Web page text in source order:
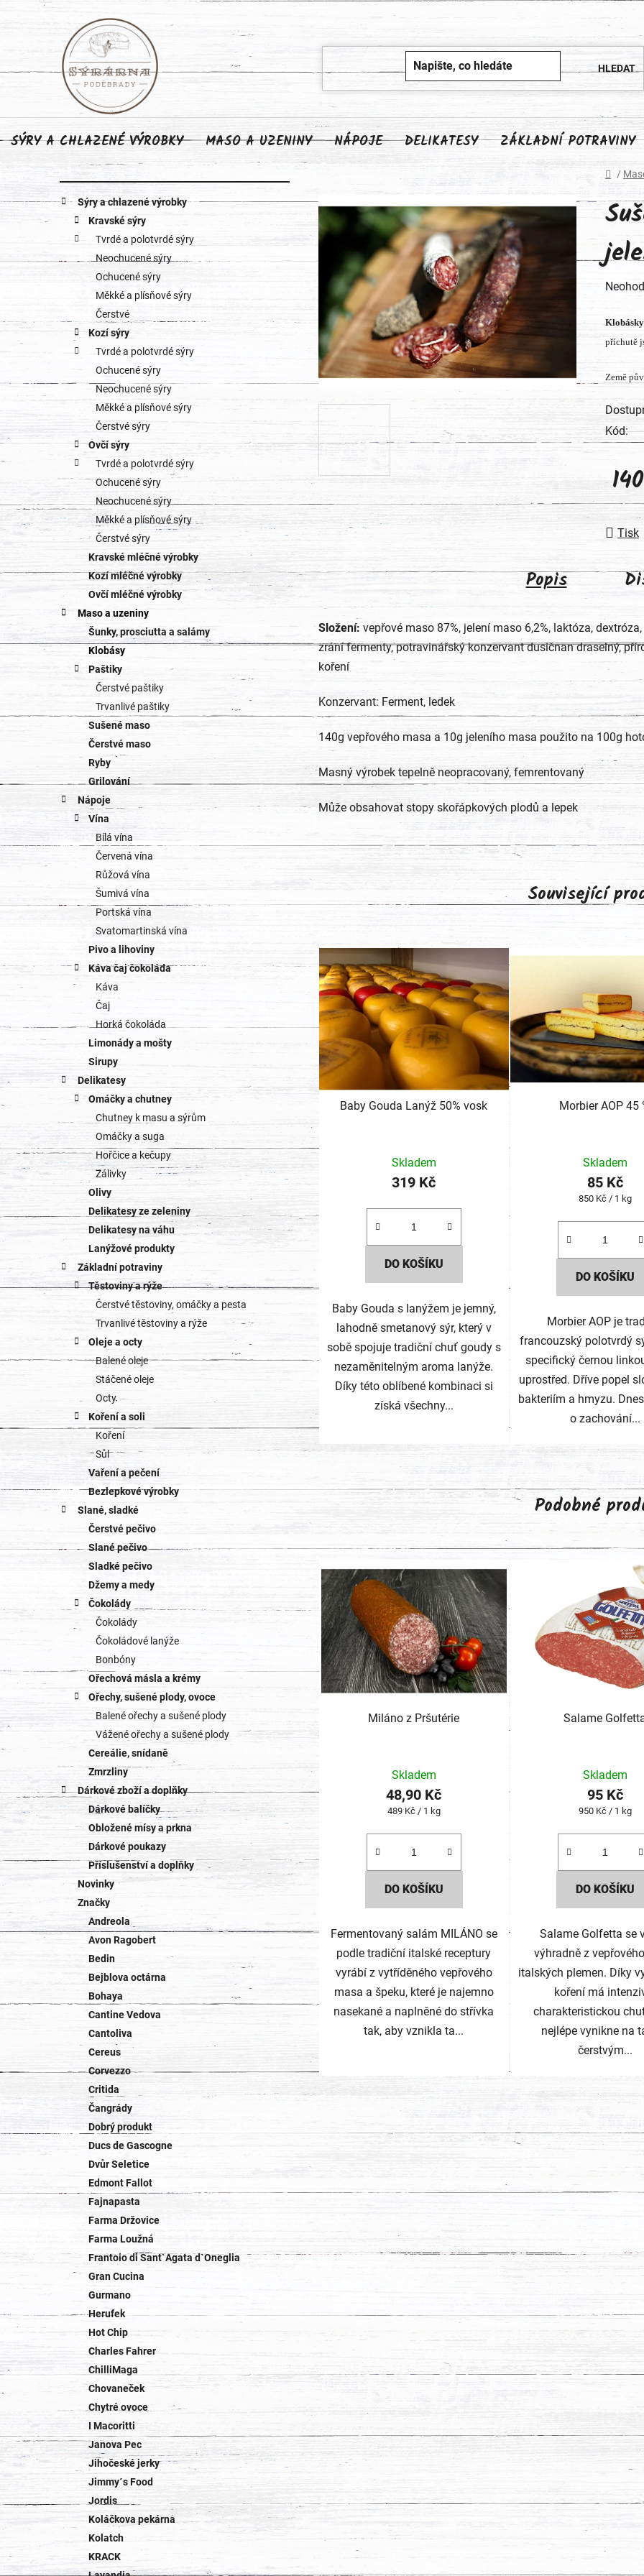
SÝRY A CHLAZENÉ VÝROBKY MASO A UZENINY NÁPOJE DELIKATESY ZÁKLADNÍ POTRAVINY
Domů
/
P
n
p
a
n
e
Přeskočit
kategorie
K
o
e
Sýry a chlazené výrobky
Kravské sýry
Tvrdé a polotvrdé sýry
Neochucené sýry
Ochucené sýry
Měkké a plísňové sýry
Čerstvé
Kozí sýry
Tvrdé a polotvrdé sýry
Ochucené sýry
Neochucené sýry
Měkké a plísňové sýry
Čerstvé sýry
Ovčí sýry
Tvrdé a polotvrdé sýry
Ochucené sýry
Neochucené sýry
Měkké a plísňové sýry
Čerstvé sýry
Kravské mléčné výrobky
Kozí mléčné výrobky
Ovčí mléčné výrobky
Maso a uzeniny
Šunky, prosciutta a salámy
Klobásy
Paštiky
Čerstvé paštiky
Trvanlivé paštiky
Sušené maso
Čerstvé maso
Ryby
Grilování
Nápoje
Vína
Bílá vína
Červená vína
Růžová vína
Šumivá vína
Portská vína
Svatomartinská vína
Pivo a lihoviny
Káva čaj čokoláda
Káva
Čaj
Horká čokoláda
Limonády a mošty
Sirupy
Delikatesy
Omáčky a chutney
Chutney k masu a sýrům
Omáčky a suga
Hořčice a kečupy
Zálivky
Olivy
Delikatesy ze zeleniny
Delikatesy na váhu
Lanýžové produkty
Základní potraviny
Těstoviny a rýže
Čerstvé těstoviny, omáčky a pesta
Trvanlivé těstoviny a rýže
Oleje a octy
Balené oleje
Stáčené oleje
Octy
Koření a soli
Koření
Sůl
Vaření a pečení
Bezlepkové výrobky
Slané, sladké
Čerstvé pečivo
Slané pečivo
Sladké pečivo
Džemy a medy
Čokolády
Čokolády
Čokoládové lanýže
Bonbóny
Ořechová másla a krémy
Ořechy, sušené plody, ovoce
Balené ořechy a sušené plody
Vážené ořechy a sušené plody
Cereálie, snídaně
Zmrzliny
Dárkové zboží a doplňky
Dárkové balíčky
Obložené mísy a prkna
Dárkové poukazy
Příslušenství a doplňky
Novinky
Značky
Andreola
Avon Ragobert
Bedin
Bejblova octárna
Bohaya
Cantine Vedova
Cantoliva
Cereus
Corvezzo
Critida
Čangrády
Dobrý produkt
Ducs de Gascogne
Dvůr Seletice
Edmont Fallot
Fajnapasta
Farma Držovice
Farma Loužná
Frantoio di Sant`Agata d`Oneglia
Gran Cucina
Gurmano
Herufek
Hot Chip
Charles Fahrer
ChilliMaga
Chovaneček
Chytré ovoce
I Macoritti
Janova Pec
Jihočeské jerky
Jimmy´s Food
Jordis
Koláčkova pekárna
Kolatch
KRACK
je
z
Klobásky
příchutě
Země
Kód:
Tisk
Popis
Složení: vepřové maso 87%, jelení maso 6,2%, laktóza,
zrání fermenty, potravinářský konzervant dusičnan draselný,
koření
Konzervant: Ferment, ledek
140g vepřového masa a 10g jeleního masa použito na 100g
Masný výrobek tepelně neopracovaný, femrentovaný
Může obsahovat stopy skořápkových plodů a lepek
Související
Baby Gouda Lanýž 50% vosk
Skladem
319 Kč
DO KOŠÍKU
Baby Gouda s lanýžem je jemný,
lahodně smetanový sýr, který v
sobě spojuje tradiční chuť goudy s
nezaměnitelným aroma lanýže.
Díky této oblíbené kombinaci si
získá všechny...
Morbier AOP 45
Skladem
85 Kč
Měrná
850 Kč / 1 kg
DO KOŠÍKU
Morbier AOP je
francouzský polotvrdý
specifický černou
uprostřed. Dříve popel
bakteriím a hmyzu.
o zachování...
Podobné
Miláno z Pršutérie
Skladem
48,90 Kč
Měrná
489 Kč / 1 kg
DO KOŠÍKU
Fermentovaný salám MILÁNO se
podle tradiční italské receptury
vyrábí z vytříděného vepřového
masa a špeku, které je najemno
nasekané a naplněné do střívka
tak, aby vznikla ta...
Salame
Skladem
95 Kč
Měrná
950 Kč / 1 kg
DO KOŠÍKU
Salame Golfetta se
výhradně z
italských plemen. Díky
koření má
charakteristickou
nejlépe vynikne na
čerstvým...